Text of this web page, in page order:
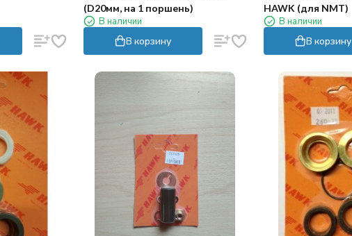
(D20мм, на 1 поршень)
В наличии
В корзину
HAWK (для NMT)
В наличии
В корзину